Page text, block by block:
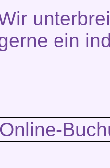
ein
Online-